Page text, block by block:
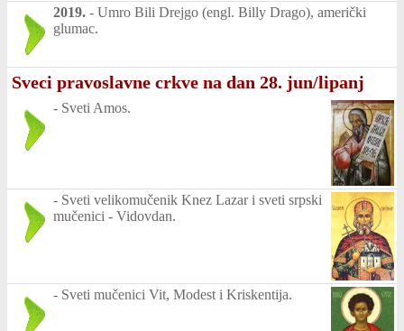
2019. - Umro Bili Drejgo (engl. Billy Drago), američki
glumac.
Sveci pravoslavne crkve na dan 28. jun/lipanj
- Sveti Amos.
- Sveti velikomučenik Knez Lazar i sveti srpski
mučenici - Vidovdan.
- Sveti mučenici Vit, Modest i Kriskentija.